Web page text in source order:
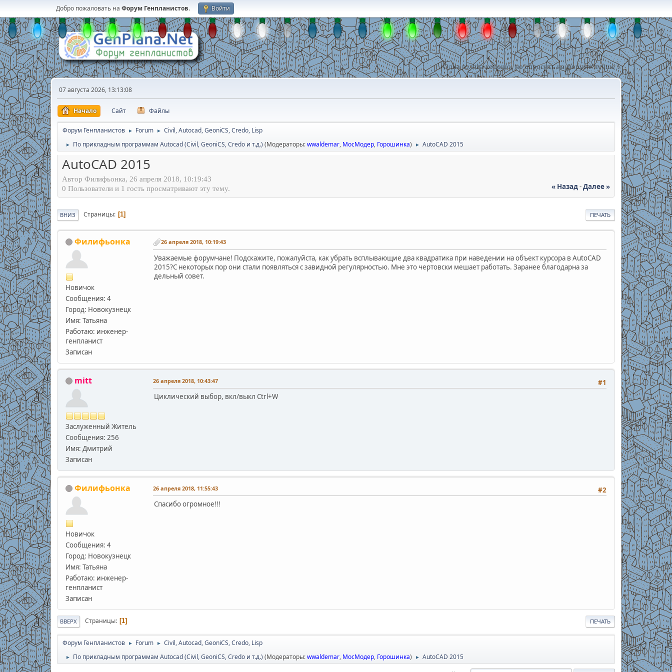
Добро пожаловать на Форум Генпланистов. Войти
Одна голова хорошо, но спросить на форуме лучше !
07 августа 2026, 13:13:08
Начало Сайт Файлы
Форум Генпланистов ► Forum ► Civil, Autocad, GeoniCS, Credo, Lisp
► По прикладным программам Autocad (Civil, GeoniCS, Credo и т.д.) (Модераторы:wwaldemar, МосМодер, Горошинка) ► AutoCAD 2015
AutoCAD 2015
Автор Филифьонка, 26 апреля 2018, 10:19:43
« Назад-Далее »
0 Пользователи и 1 гость просматривают эту тему.
ПЕЧАТЬ
ВНИЗ Страницы 1
Филифьонка
Новичок
Сообщения: 4
Город: Новокузнецк
Имя: Татьяна
Работаю: инженер-
генпланист
Записан
26 апреля 2018, 10:19:43
Уважаемые форумчане! Подскажите, пожалуйста, как убрать всплывающие два квадратика при наведении на объект курсора в AutoCAD
2015?С некоторых пор они стали появляться с завидной регулярностью. Мне это чертовски мешает работать. Заранее благодарна за
дельный совет.
mitt
Заслуженный Житель
Сообщения: 256
Имя: Дмитрий
Записан
#1
26 апреля 2018, 10:43:47
Циклический выбор, вкл/выкл Ctrl+W
Филифьонка
Новичок
Сообщения: 4
Город: Новокузнецк
Имя: Татьяна
Работаю: инженер-
генпланист
Записан
#2
26 апреля 2018, 11:55:43
Спасибо огромное!!!
ПЕЧАТЬ
ВВЕРХ Страницы 1
Форум Генпланистов ► Forum ► Civil, Autocad, GeoniCS, Credo, Lisp
► По прикладным программам Autocad (Civil, GeoniCS, Credo и т.д.) (Модераторы:wwaldemar, МосМодер, Горошинка) ► AutoCAD 2015